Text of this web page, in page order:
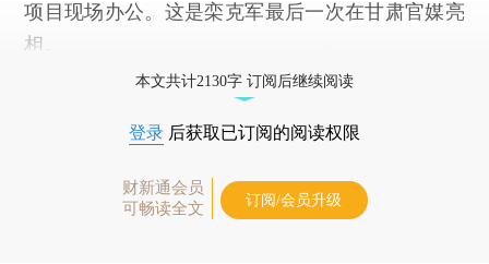
项目现场办公。这是栾克军最后一次在甘肃官媒亮
相。
本文共计2130字 订阅后继续阅读
登录 后获取已订阅的阅读权限
财新通会员
可畅读全文
订阅/会员升级